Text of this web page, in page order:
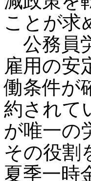
ことが求
公務員
雇用の安
働条件が
約されて
が唯一の
その役割
夏季一時